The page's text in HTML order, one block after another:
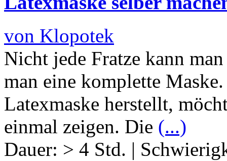
von Klopotek
Nicht jede Fratze kann
man eine komplette
Latexmaske herstellt,
einmal zeigen. Die (...)
Dauer: > 4 Std. |